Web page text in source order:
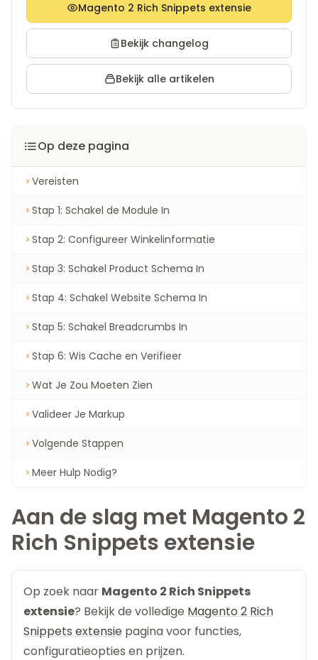
Magento 2 Rich Snippets extensie
Bekijk changelog
Bekijk alle artikelen
Op deze pagina
Vereisten
Stap 1: Schakel de Module In
Stap 2: Configureer Winkelinformatie
Stap 3: Schakel Product Schema In
Stap 4: Schakel Website Schema In
Stap 5: Schakel Breadcrumbs In
Stap 6: Wis Cache en Verifieer
Wat Je Zou Moeten Zien
Valideer Je Markup
Volgende Stappen
Meer Hulp Nodig?
Aan de slag met Magento 2
Rich Snippets extensie
Op zoek naar Magento 2 Rich Snippets
extensie? Bekijk de volledige Magento 2 Rich
Snippets extensie pagina voor functies,
configuratieopties en prijzen.